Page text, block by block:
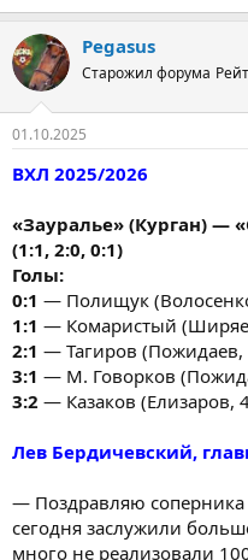
Pegasus
Старожил форума
01.10.2025
ВХЛ 2025/2026
«Зауралье» (Курган) —
(1:1, 2:0, 0:1)
Голы:
0:1 — Полищук
1:1 — Комаристый
2:1 — Тагиров
3:1 — М. Говорков
3:2 — Казаков (Елизаров,
Лев Бердичевский,
— Поздравляю
сегодня заслужили
много не реализовали